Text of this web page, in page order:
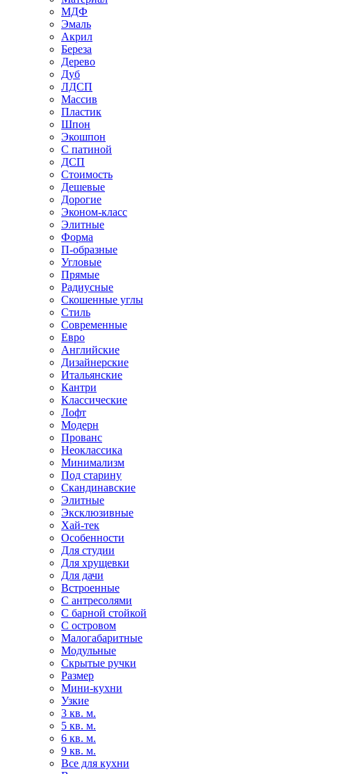
МДФ
Эмаль
Акрил
Береза
Дерево
Дуб
ЛДСП
Массив
Пластик
Шпон
Экошпон
С патиной
ДСП
Стоимость
Дешевые
Дорогие
Эконом-класс
Элитные
Форма
П-образные
Угловые
Прямые
Радиусные
Скошенные углы
Стиль
Современные
Евро
Английские
Дизайнерские
Итальянские
Кантри
Классические
Лофт
Модерн
Прованс
Неоклассика
Минимализм
Под старину
Скандинавские
Элитные
Эксклюзивные
Хай-тек
Особенности
Для студии
Для хрущевки
Для дачи
Встроенные
С антресолями
С барной стойкой
С островом
Малогабаритные
Модульные
Скрытые ручки
Размер
Мини-кухни
Узкие
3 кв. м.
5 кв. м.
6 кв. м.
9 кв. м.
Все для кухни